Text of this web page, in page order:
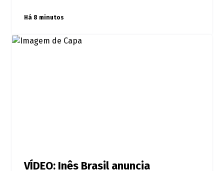
Há 8 minutos
VÍDEO: Inês Brasil anuncia